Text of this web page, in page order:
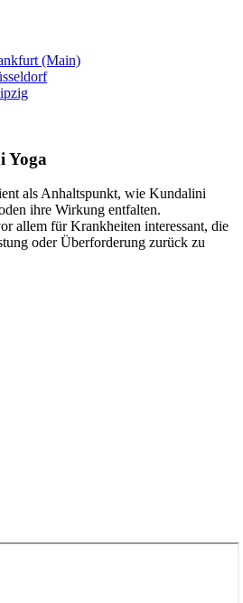
(Main)
Yoga
als Anhaltspunkt, wie Kundalini
ihre Wirkung entfalten.
allem für Krankheiten interessant, die
oder Überforderung zurück zu